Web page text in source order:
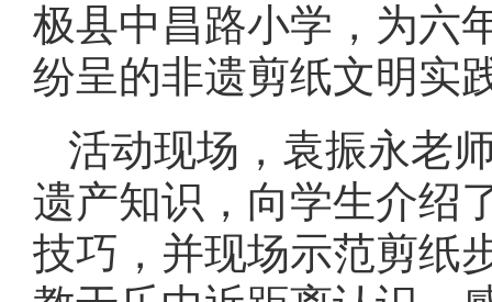
极县中昌路小学，为六
纷呈的非遗剪纸文明实
活动现场，袁振永老
遗产知识，向学生介绍
技巧，并现场示范剪纸